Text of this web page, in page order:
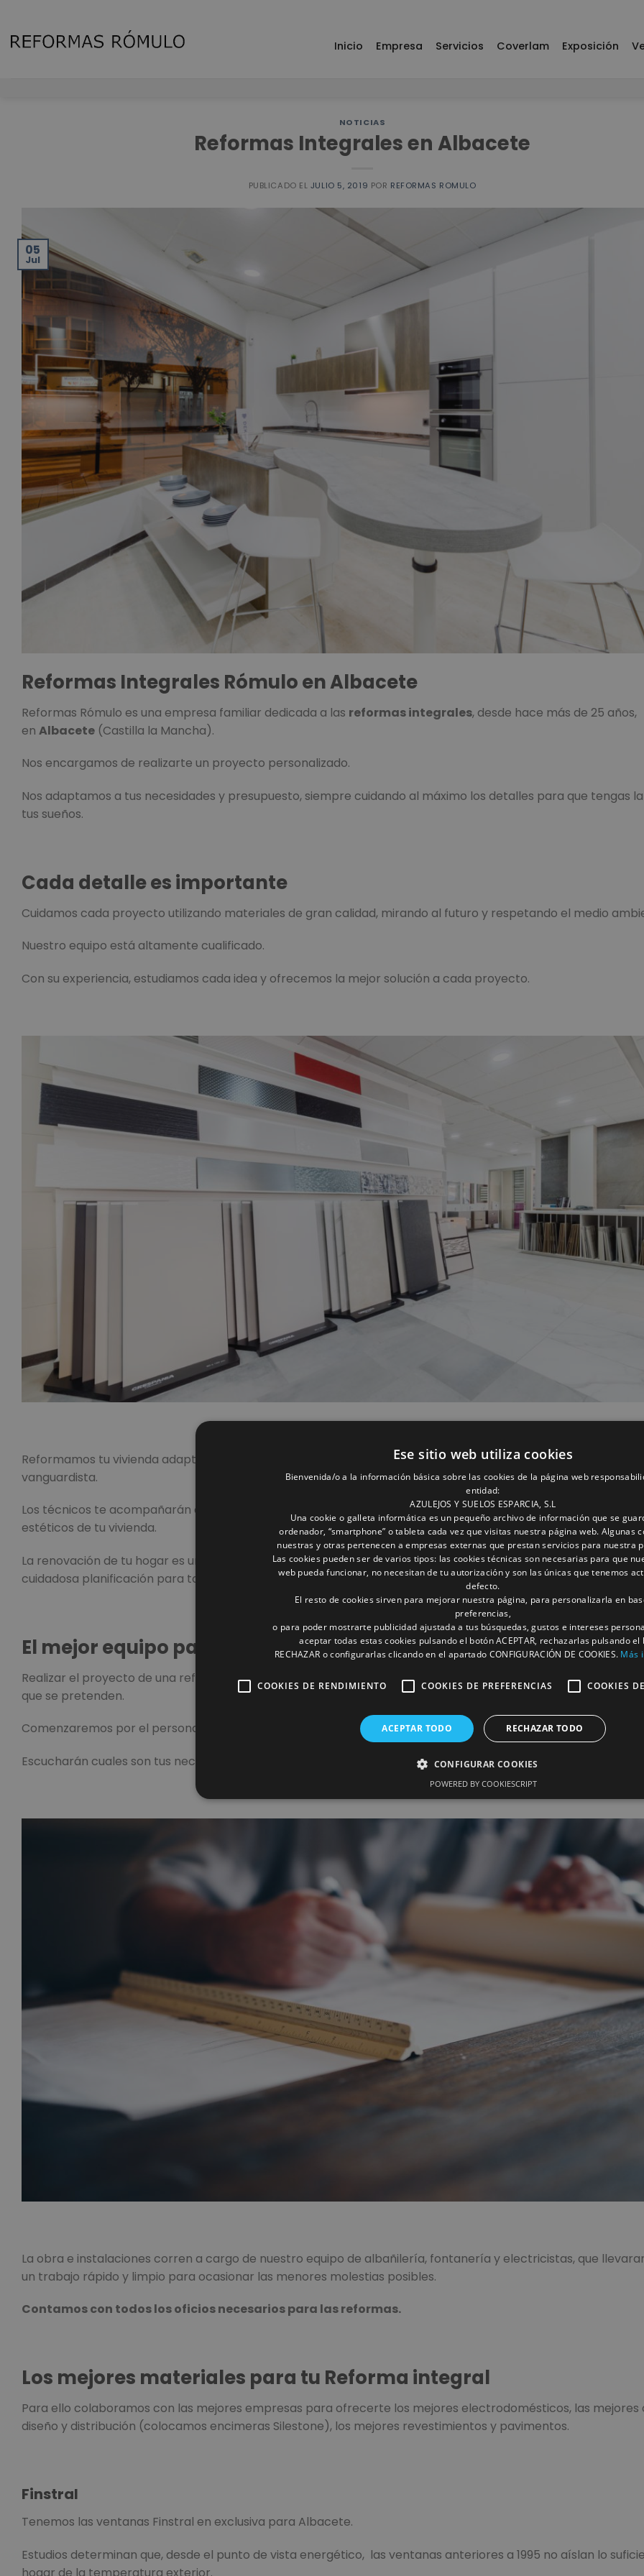
content
Inicio Empresa Servicios Coverlam Exposición
NOTICIAS
Reformas Integrales en Albacete
PUBLICADO EL JULIO 5, 2019 POR REFORMAS ROMULO
05
Jul
Reformas Integrales Rómulo en Albacete
Reformas Rómulo es una empresa familiar dedicada a las reformas integrales, desde hace más de 25 años,
en Albacete (Castilla la Mancha).
Nos encargamos de realizarte un proyecto personalizado.
Nos adaptamos a tus necesidades y presupuesto, siempre cuidando al máximo los detalles para que tengas
tus sueños.
Cada detalle es importante
Cuidamos cada proyecto utilizando materiales de gran calidad, mirando al futuro y respetando el medio
Nuestro equipo está altamente cualificado.
Con su experiencia, estudiamos cada idea y ofrecemos la mejor solución a cada proyecto.
Reformamos tu vivienda adaptándolos a tus gustos y tus necesidades, dándole un aspecto moderno, acogedor
vanguardista.
Los técnicos te acompañarán en la reforma en todo momento y te asesorarán tanto en aspectos técnicos
estéticos de tu vivienda.
La renovación de tu hogar es una de las mayores y más importantes decisiones que tendrás que tomar. Se
cuidadosa planificación para tomar las decisiones acertadas.
El mejor equipo para tu Reforma Integral
Realizar el proyecto de una reforma no es fácil. Hay muchos factores a tener en cuenta para conseguir los
que se pretenden.
Comenzaremos por el personal técnico que te realizará el diseño.
Escucharán cuales son tus necesidades y te orientarán en todo momento para llegar a tus objetivos.
La obra e instalaciones corren a cargo de nuestro equipo de albañilería, fontanería y electricistas, que
un trabajo rápido y limpio para ocasionar las menores molestias posibles.
Contamos con todos los oficios necesarios para las reformas.
Los mejores materiales para tu Reforma integral
Para ello colaboramos con las mejores empresas para ofrecerte los mejores electrodomésticos, las mejores
diseño y distribución (colocamos encimeras Silestone), los mejores revestimientos y pavimentos.
Finstral
Tenemos las ventanas Finstral en exclusiva para Albacete.
Estudios determinan que, desde el punto de vista energético, las ventanas anteriores a 1995 no aíslan lo
Ese sitio web utiliza cookies
Bienvenida/o a la información básica sobre las cookies de la página web
entidad:
AZULEJOS Y SUELOS ESPARCIA, S.L
Una cookie o galleta informática es un pequeño archivo de información que se
ordenador, “smartphone” o tableta cada vez que visitas nuestra página web. Algunas
nuestras y otras pertenecen a empresas externas que prestan servicios para nuestra
Las cookies pueden ser de varios tipos: las cookies técnicas son necesarias para que
web pueda funcionar, no necesitan de tu autorización y son las únicas que tenemos
defecto.
El resto de cookies sirven para mejorar nuestra página, para personalizarla en
preferencias,
o para poder mostrarte publicidad ajustada a tus búsquedas, gustos e intereses
aceptar todas estas cookies pulsando el botón ACEPTAR, rechazarlas pulsando el
RECHAZAR o configurarlas clicando en el apartado CONFIGURACIÓN DE COOKIES. Más
COOKIES DE RENDIMIENTO COOKIES DE PREFERENCIAS COOKIES
ACEPTAR TODO RECHAZAR TODO
CONFIGURAR COOKIES
POWERED BY COOKIESCRIPT